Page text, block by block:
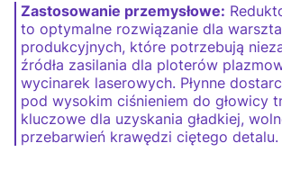
Zastosowanie przemysłowe:
to optymalne rozwiązanie dla
produkcyjnych, które potrzebują
źródła zasilania dla ploterów
wycinarek laserowych. Płynne
pod wysokim ciśnieniem do głowicy
kluczowe dla uzyskania gładkiej,
przebarwień krawędzi ciętego detalu.